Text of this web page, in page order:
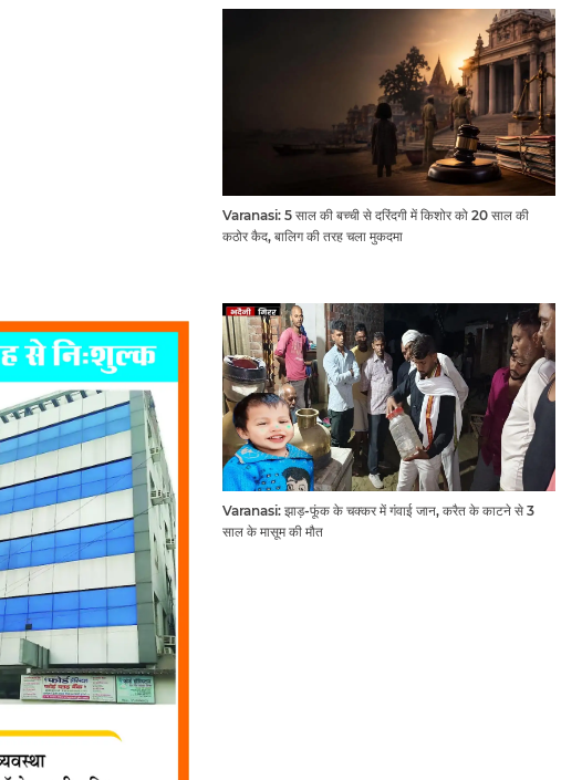
Varanasi: 5 साल की बच्ची से दरिंदगी में किशोर को 20 साल की
कठोर कैद, बालिग की तरह चला मुकदमा
Varanasi: झाड़-फूंक के चक्कर में गंवाई जान, करैत के काटने से 3
साल के मासूम की मौत